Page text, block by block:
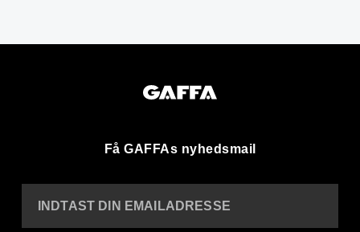
Få GAFFAs nyhedsmail
INDTAST DIN EMAILADRESSE